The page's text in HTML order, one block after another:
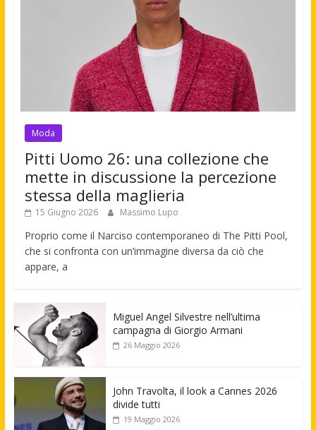
Moda
Pitti Uomo 26: una collezione che
mette in discussione la percezione
stessa della maglieria
15 Giugno 2026 Massimo Lupo
Proprio come il Narciso contemporaneo di The Pitti Pool,
che si confronta con un’immagine diversa da ciò che
appare, a
Miguel Angel Silvestre nell’ultima
campagna di Giorgio Armani
26 Maggio 2026
John Travolta, il look a Cannes 2026
divide tutti
19 Maggio 2026